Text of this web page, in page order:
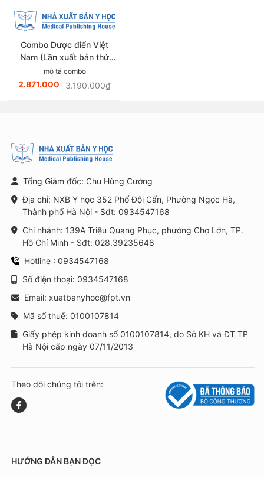
Combo Dược điển Việt
Nam (Lần xuất bản thứ
sáu)
mô tả combo
2.871.000 3.190.000₫
Tổng Giám đốc: Chu Hùng Cường
Địa chỉ: NXB Y học 352 Phố Đội Cấn, Phường Ngọc Hà,
Thành phố Hà Nội - Sđt: 0934547168
Chi nhánh: 139A Triệu Quang Phục, phường Chợ Lớn, TP.
Hồ Chí Minh - Sđt: 028.39235648
Hotline : 0934547168
Số điện thoại: 0934547168
Email: xuatbanyhoc@fpt.vn
Mã số thuế: 0100107814
Giấy phép kinh doanh số 0100107814, do Sở KH và ĐT TP
Hà Nội cấp ngày 07/11/2013
Theo dõi chúng tôi trên:
HƯỚNG DẪN BẠN ĐỌC